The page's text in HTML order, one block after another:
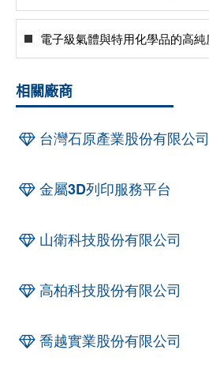
電子級氣體與特用化學品的高
相關廠商
台灣石原產業股份有限公司
金屬3D列印服務平台
山衛科技股份有限公司
高柏科技股份有限公司
喬越實業股份有限公司